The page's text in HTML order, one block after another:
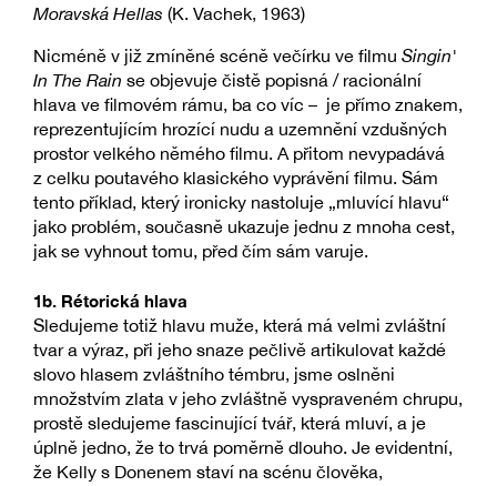
Moravská Hellas (K. Vachek, 1963)
Nicméně v již zmíněné scéně večírku ve filmu Singin'
In The Rain se objevuje čistě popisná / racionální
hlava ve filmovém rámu, ba co víc – je přímo znakem,
reprezentujícím hrozící nudu a uzemnění vzdušných
prostor velkého němého filmu. A přitom nevypadává
z celku poutavého klasického vyprávění filmu. Sám
tento příklad, který ironicky nastoluje „mluvící hlavu“
jako problém, současně ukazuje jednu z mnoha cest,
jak se vyhnout tomu, před čím sám varuje.
1b. Rétorická hlava
Sledujeme totiž hlavu muže, která má velmi zvláštní
tvar a výraz, při jeho snaze pečlivě artikulovat každé
slovo hlasem zvláštního témbru, jsme oslněni
množstvím zlata v jeho zvláštně vyspraveném chrupu,
prostě sledujeme fascinující tvář, která mluví, a je
úplně jedno, že to trvá poměrně dlouho. Je evidentní,
že Kelly s Donenem staví na scénu člověka,